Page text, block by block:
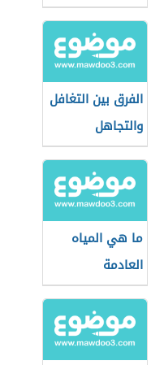
الفرق بين التغافل
والتجاهل
ما هي المياه
العادمة